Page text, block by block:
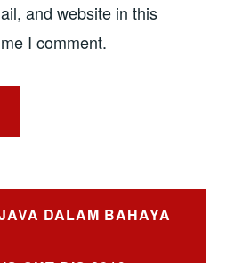
and website in this
I comment.
DALAM BAHAYA